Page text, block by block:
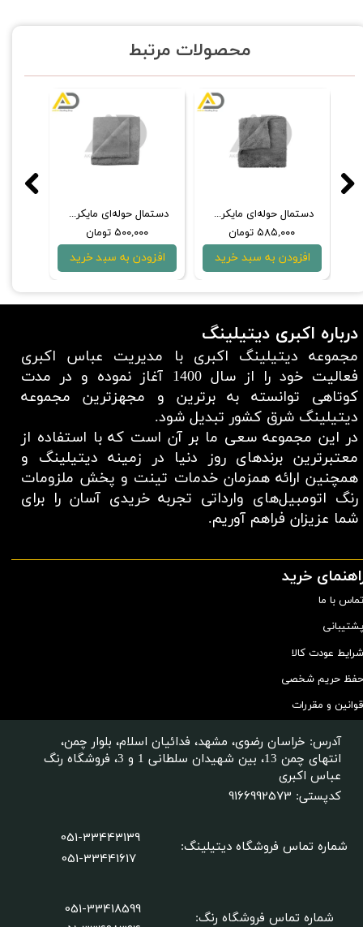
محصولات مرتبط
دستمال حوله‌ای مايكروفايبر مخصوص سرامیک و پولیش ویت آس مدل WithUs Deluxe Buffing Towel 40*40mm 500GSM
۵۰۰,۰۰۰ تومان
افزودن به سبد خرید
دستمال حوله‌ای مايكروفايبر مخصوص سرامیک و پولیش ویت آس مدل WithUs Ultra Buffing Towel 40x40mm 600GSM
۵۸۵,۰۰۰ تومان
افزودن به سبد خرید
درباره اکبری دیتیلینگ
مجموعه دیتیلینگ اکبری با مدیریت عباس اکبری
فعالیت خود را از سال 1400 آغاز نموده و در مدت
کوتاهی توانسته به برترین و مجهزترین مجموعه
دیتیلینگ شرق کشور تبدیل شود.
در این مجموعه سعی ما بر آن است که با استفاده از
معتبر‌ترین برند‌های روز دنیا در زمینه دیتیلینگ و
همچنین ارائه همزمان خدمات تینت و پخش ملزومات
رنگ اتومبیل‌های وارداتی تجربه خریدی آسان را برای
شما عزیزان فراهم آوریم.​​​​​​​
خرید
تماس با ما
پشتیبانی
شرایط عودت کالا
حفظ حریم شخصی
قوانین و مقررات
شماره تماس فروشگاه دیتیلینگ:
051-33443139
051-33441617
آدرس: خراسان رضوی، مشهد، فدائیان اسلام، بلوار چمن،
انتهای چمن 13، بین شهیدان سلطانی 1 و 3، فروشگاه رنگ
عباس اکبری
کدپستی: 9166992573
شماره تماس فروشگاه رنگ:
051-33418599